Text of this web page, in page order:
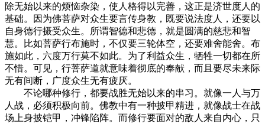
除无始以来的烦恼杂染，使人格得以完善，这正是济世度人的
基础。因为佛菩萨对众生要言传身教，既要说法度人，还要以
自身德行摄受众生。所谓智德和悲德，就是圆满的慈悲和智
慧。比如菩萨行布施时，不仅要三轮体空，还要难舍能舍。布
施如此，六度万行莫不如此。为了利益众生，牺牲一切都在所
不惜。可见，行菩萨道就意味着彻底的奉献，而且要尽未来际
无有间断，广度众生无有疲厌。
不论哪种修行，都要战胜无始以来的串习。就像一人与万
人战，必须积极向前。佛教中有一种披甲精进，就像战士在战
场上身披铠甲，冲锋陷阵。而修行要面对的敌人来自内心，只